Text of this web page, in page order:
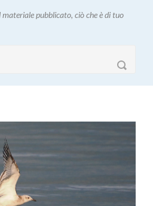
pubblicato, ciò che è di tuo